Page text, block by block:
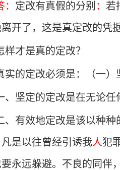
： 定改有真假的分别 ： 若
离开了，这是真定改的凭
样才是真的定改？
实的定改必须是：（一
、坚定的定改是在无论任
、有效地定改是该以种
是以往曾经引诱我人犯
永远躲避。不良的同伴